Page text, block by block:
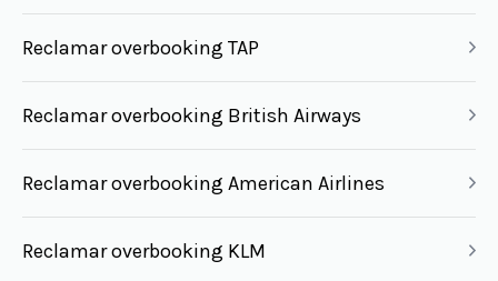
Reclamar overbooking TAP
Reclamar overbooking British Airways
Reclamar overbooking American Airlines
Reclamar overbooking KLM